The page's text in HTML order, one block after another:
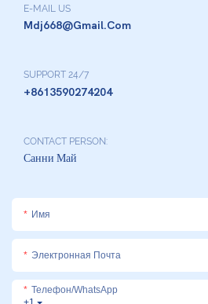
E-MAIL US
Mdj668@gmail.com
SUPPORT 24/7
+8613590274204
CONTACT PERSON:
Санни Май
Имя
Электронная Почта
Телефон/WhatsApp